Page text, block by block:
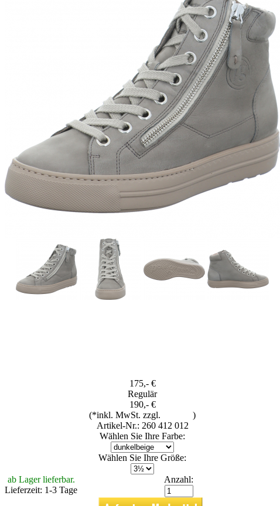
175,- €
Regulär
190,- €
(*inkl. MwSt. zzgl.
)
Artikel-Nr.: 260 412 012
Wählen Sie Ihre Farbe:
Wählen Sie Ihre Größe:
ab Lager lieferbar.
Lieferzeit: 1-3 Tage
Anzahl: